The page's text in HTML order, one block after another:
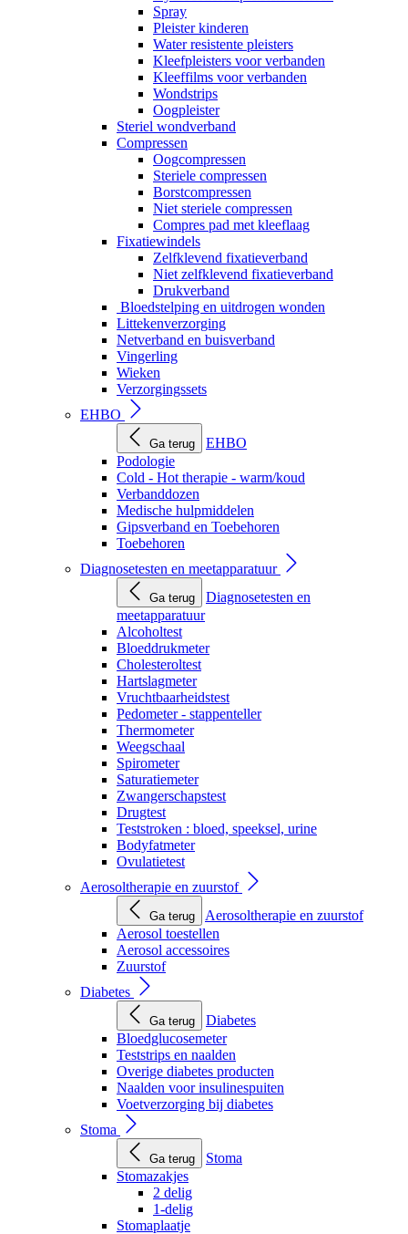
Spray
Pleister kinderen
Water resistente pleisters
Kleefpleisters voor verbanden
Kleeffilms voor verbanden
Wondstrips
Oogpleister
Steriel wondverband
Compressen
Oogcompressen
Steriele compressen
Borstcompressen
Niet steriele compressen
Compres pad met kleeflaag
Fixatiewindels
Zelfklevend fixatieverband
Niet zelfklevend fixatieverband
Drukverband
Bloedstelping en uitdrogen wonden
Littekenverzorging
Netverband en buisverband
Vingerling
Wieken
Verzorgingssets
EHBO
Ga terug
EHBO
Podologie
Cold - Hot therapie - warm/koud
Verbanddozen
Medische hulpmiddelen
Gipsverband en Toebehoren
Toebehoren
Diagnosetesten en meetapparatuur
Ga terug
Diagnosetesten en
meetapparatuur
Alcoholtest
Bloeddrukmeter
Cholesteroltest
Hartslagmeter
Vruchtbaarheidstest
Pedometer - stappenteller
Thermometer
Weegschaal
Spirometer
Saturatiemeter
Zwangerschapstest
Drugtest
Teststroken : bloed, speeksel, urine
Bodyfatmeter
Ovulatietest
Aerosoltherapie en zuurstof
Ga terug
Aerosoltherapie en zuurstof
Aerosol toestellen
Aerosol accessoires
Zuurstof
Diabetes
Ga terug
Diabetes
Bloedglucosemeter
Teststrips en naalden
Overige diabetes producten
Naalden voor insulinespuiten
Voetverzorging bij diabetes
Stoma
Ga terug
Stoma
Stomazakjes
2 delig
1-delig
Stomaplaatje